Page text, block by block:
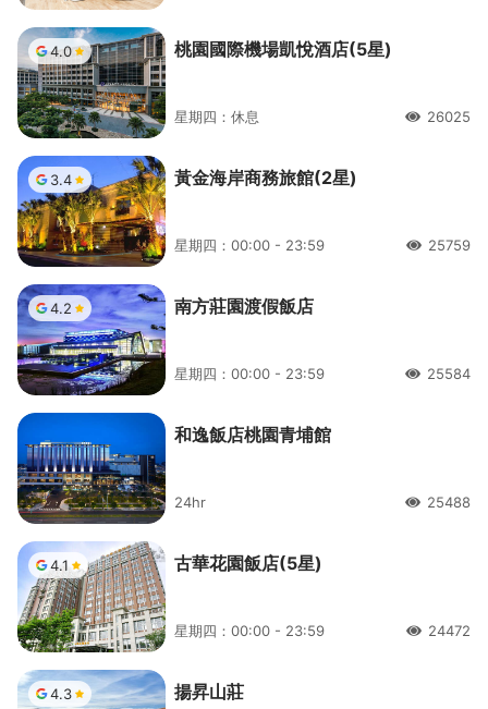
4.0 桃園國際機場凱悅酒店(5星)
星期四：休息 人氣26025
3.4 黃金海岸商務旅館(2星)
星期四：00:00 - 23:59 人氣25759
4.2 南方莊園渡假飯店
星期四：00:00 - 23:59 人氣25584
和逸飯店桃園青埔館
24hr 人氣25488
4.1 古華花園飯店(5星)
星期四：00:00 - 23:59 人氣24472
4.3 揚昇山莊